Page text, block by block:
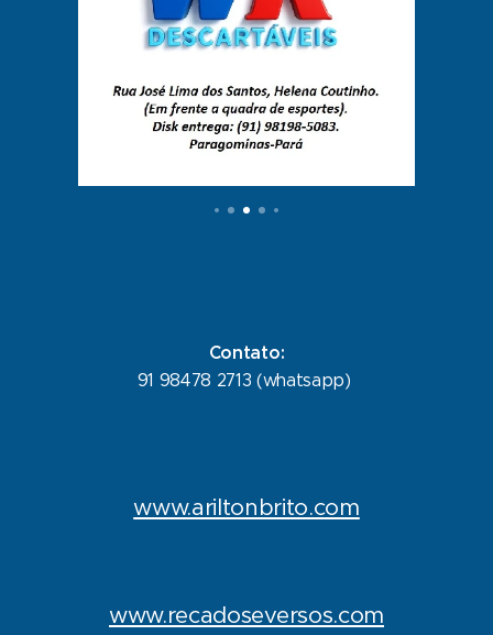
Contato:
91 98478 2713 (whatsapp)
www.ariltonbrito.com
www.recadoseversos.com